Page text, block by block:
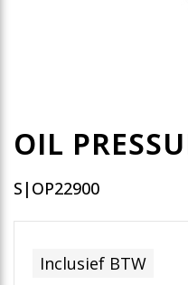
OIL
S|OP22900
Inclusief BTW